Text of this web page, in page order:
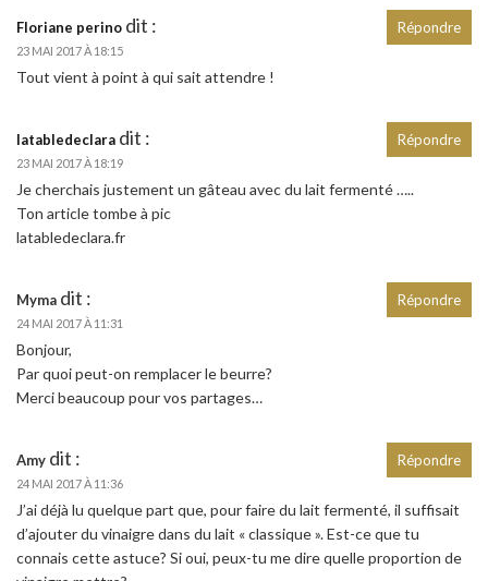
Floriane perino dit :
23 MAI 2017 À 18:15
Tout vient à point à qui sait attendre !
Répondre
latabledeclara dit :
23 MAI 2017 À 18:19
Je cherchais justement un gâteau avec du lait fermenté …..
Ton article tombe à pic
latabledeclara.fr
Répondre
Myma dit :
24 MAI 2017 À 11:31
Bonjour,
Par quoi peut-on remplacer le beurre?
Merci beaucoup pour vos partages…
Répondre
Amy dit :
24 MAI 2017 À 11:36
J’ai déjà lu quelque part que, pour faire du lait fermenté, il suffisait
d’ajouter du vinaigre dans du lait « classique ». Est-ce que tu
connais cette astuce? Si oui, peux-tu me dire quelle proportion de
Répondre